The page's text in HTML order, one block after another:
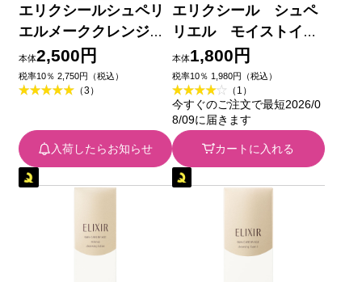
エリクシールシュペリ
エルメーククレンジン
グオイルN １５０ｍｌ
資生堂
本体2,500円
税率10％ 2,750円（税込）
（3）
入荷したらお知らせ
エリクシール シュペ
リエル モイストイ
ン クレンズ １４０ｍ
ｌ 資生堂
本体1,800円
税率10％ 1,980円（税込）
（1）
今すぐのご注文で最短2026/0
8/09に届きます
カートに入れる